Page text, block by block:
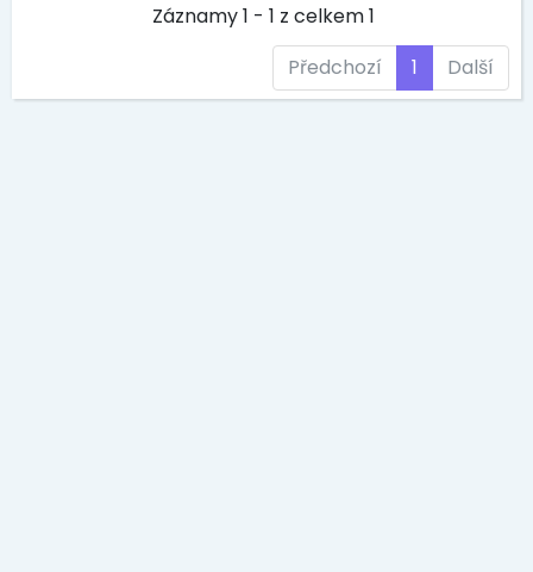
Záznamy 1 - 1 z celkem 1
Předchozí
1 Další